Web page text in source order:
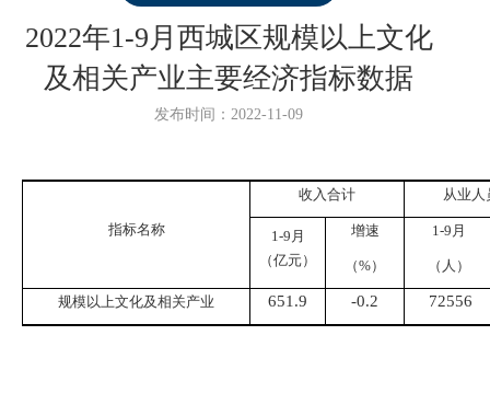
2022年1-9月西城区规模以上文化
及相关产业主要经济指标数据
发布时间：2022-11-09
指标名称
收入合计 从业人
1-9 月
（亿元）
增速
（%）
1-9 月
（人）
规模以上文化及相关产业 651.9 -0.2 72556